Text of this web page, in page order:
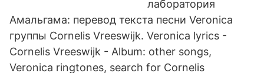
лаборатория
Амальгама: перевод текста песни Veronica
группы Cornelis Vreeswijk. Veronica lyrics -
Cornelis Vreeswijk - Album: other songs,
Veronica ringtones, search for Cornelis